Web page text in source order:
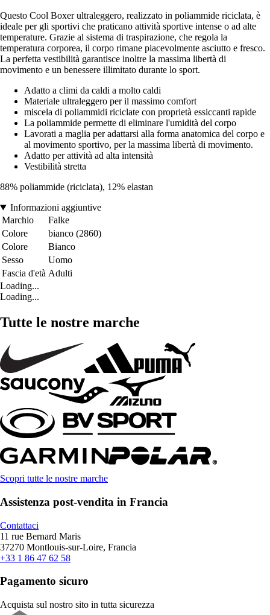
Questo Cool Boxer ultraleggero, realizzato in poliammide riciclata, è
ideale per gli sportivi che praticano attività sportive intense o ad alte
temperature. Grazie al sistema di traspirazione, che regola la
temperatura corporea, il corpo rimane piacevolmente asciutto e fresco.
La perfetta vestibilità garantisce inoltre la massima libertà di
movimento e un benessere illimitato durante lo sport.
Adatto a climi da caldi a molto caldi
Materiale ultraleggero per il massimo comfort
miscela di poliammidi riciclate con proprietà essiccanti rapide
La poliammide permette di eliminare l'umidità del corpo
Lavorati a maglia per adattarsi alla forma anatomica del corpo e
al movimento sportivo, per la massima libertà di movimento.
Adatto per attività ad alta intensità
Vestibilità stretta
88% poliammide (riciclata), 12% elastan
Informazioni aggiuntive
Marchio
Falke
Colore
bianco (2860)
Colore
Bianco
Sesso
Uomo
Fascia d'età Adulti
Loading...
Loading...
Tutte le nostre marche
Scopri tutte le nostre marche
Assistenza post-vendita in Francia
Contattaci
11 rue Bernard Maris
37270 Montlouis-sur-Loire, Francia
+33 1 86 47 62 58
Pagamento sicuro
Acquista sul nostro sito in tutta sicurezza